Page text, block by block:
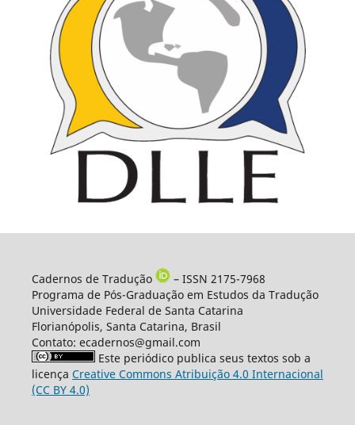
Cadernos de Tradução
– ISSN 2175-7968
Programa de Pós-Graduação em Estudos da Tradução
Universidade Federal de Santa Catarina
Florianópolis, Santa Catarina, Brasil
Contato: ecadernos@gmail.com
Este periódico publica seus textos sob a
licença Creative Commons Atribuição 4.0 Internacional
(CC BY 4.0)